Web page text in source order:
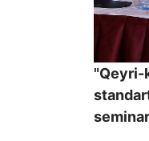
"Qeyri-